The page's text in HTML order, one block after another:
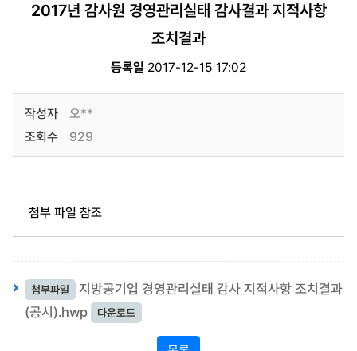
2017년 감사원 경영관리실태 감사결과 지적사항
조치결과
등록일 2017-12-15 17:02
작성자
오**
조회수
929
첨부 파일 참조
첨부파일
지방공기업 경영관리실태 감사 지적사항 조치결과
(공시).hwp
다운로드